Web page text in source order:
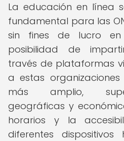
La educación en línea
fundamental para las
sin fines de lucro
posibilidad de
través de plataformas
a estas
más amplio,
geográficas y
horarios y la
diferentes